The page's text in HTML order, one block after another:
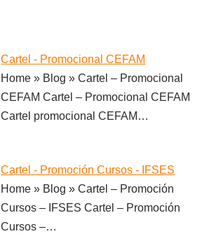
Cartel - Promocional CEFAM
Home » Blog » Cartel – Promocional
CEFAM Cartel – Promocional CEFAM
Cartel promocional CEFAM…
Cartel - Promoción Cursos - IFSES
Home » Blog » Cartel – Promoción
Cursos – IFSES Cartel – Promoción
Cursos –…